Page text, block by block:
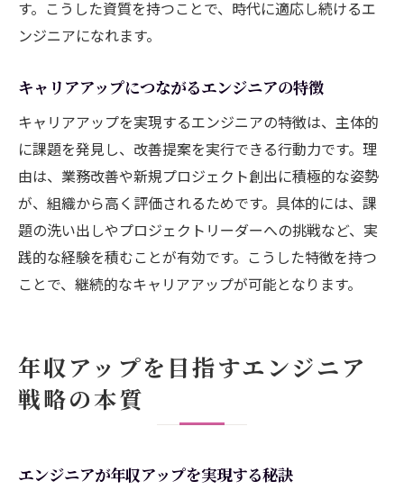
す。こうした資質を持つことで、時代に適応し続けるエ
ンジニアになれます。
キャリアアップにつながるエンジニアの特徴
キャリアアップを実現するエンジニアの特徴は、主体的
に課題を発見し、改善提案を実行できる行動力です。理
由は、業務改善や新規プロジェクト創出に積極的な姿勢
が、組織から高く評価されるためです。具体的には、課
題の洗い出しやプロジェクトリーダーへの挑戦など、実
践的な経験を積むことが有効です。こうした特徴を持つ
ことで、継続的なキャリアアップが可能となります。
年収アップを目指すエンジニア
戦略の本質
エンジニアが年収アップを実現する秘訣